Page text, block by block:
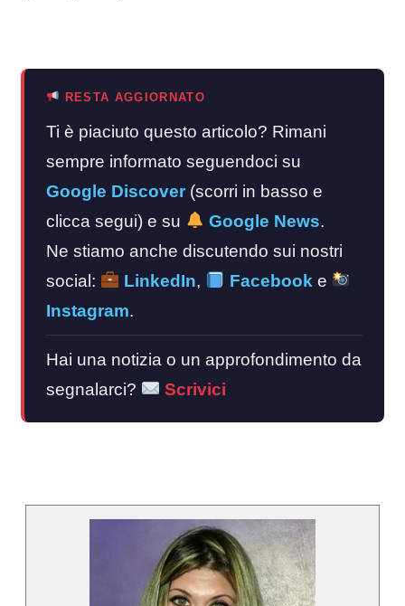
RESTA AGGIORNATO
Ti è piaciuto questo articolo? Rimani
sempre informato seguendoci su
Google Discover (scorri in basso e
clicca segui) e su
Google News.
Ne stiamo anche discutendo sui nostri
social:
LinkedIn, Facebook e
Instagram.
Hai una notizia o un approfondimento da
segnalarci?
Scrivici